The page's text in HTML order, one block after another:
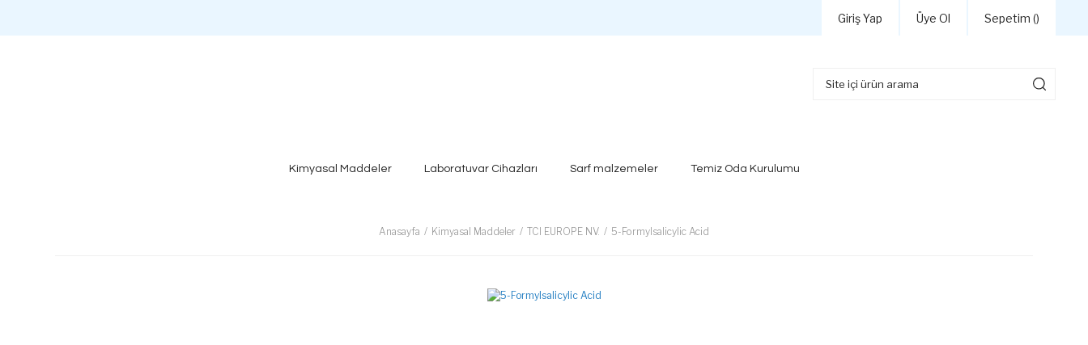
Giriş Yap Üye Ol Sepetim ()
Kimyasal Maddeler Laboratuvar Cihazları Sarf malzemeler Temiz Oda Kurulumu
Anasayfa Kimyasal Maddeler TCI EUROPE NV. 5-Formylsalicylic Acid